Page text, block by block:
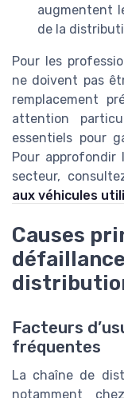
augmentent
de la
Pour les
ne doivent pas
remplacement
attention
essentiels pour
Pour approfondir
secteur,
aux véhicules
Causes
Facteurs
fréquentes
La chaîne de
notamment